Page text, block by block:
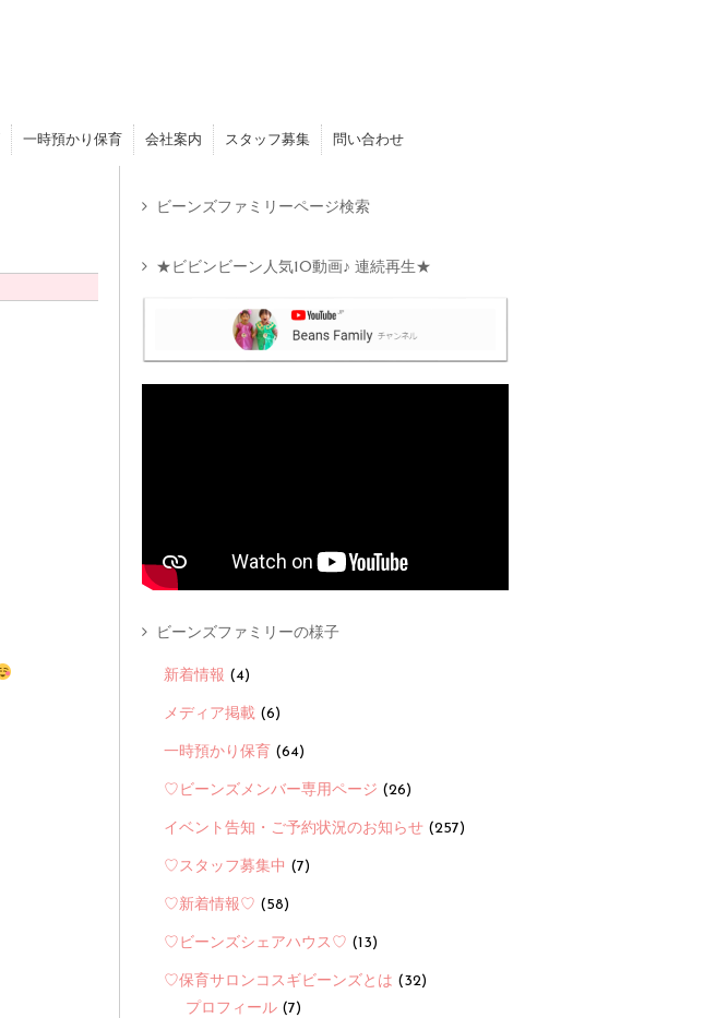
一時預かり保育 会社案内 スタッフ募集 問い合わせ
ビーンズファミリーページ検索
★ビビンビーン人気10動画♪ 連続再生★
ビーンズファミリーの様子
新着情報 (4)
メディア掲載 (6)
一時預かり保育 (64)
♡ビーンズメンバー専用ページ (26)
イベント告知・ご予約状況のお知らせ (257)
♡スタッフ募集中 (7)
♡新着情報♡ (58)
♡ビーンズシェアハウス♡ (13)
♡保育サロンコスギビーンズとは (32)
プロフィール (7)